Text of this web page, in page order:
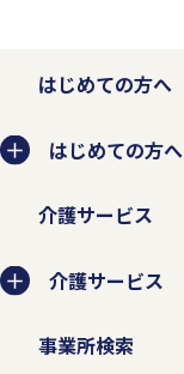
はじめての方へ
はじめての方へ
介護サービス
介護サービス
事業所検索